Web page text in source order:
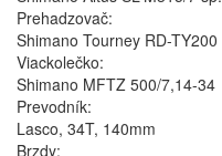
Prehadzovač:
Shimano Tourney RD-TY200
Viackolečko:
Shimano MFTZ 500/7,14-34
Prevodník:
Lasco, 34T, 140mm
Brzdy: